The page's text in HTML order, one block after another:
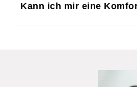
Kann ich mir eine